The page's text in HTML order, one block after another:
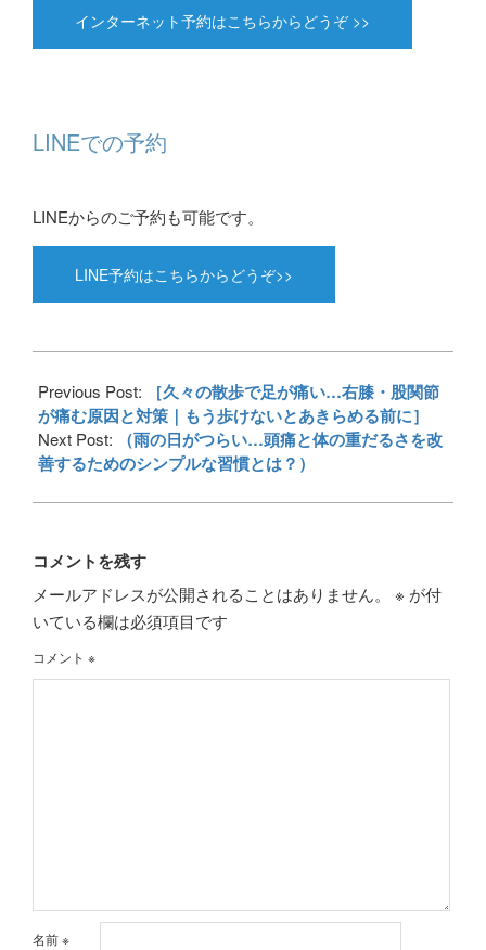
インターネット予約はこちらからどうぞ >>
LINEでの予約
LINEからのご予約も可能です。
LINE予約はこちらからどうぞ>>
06-
04
Previous Post:
［久々の散歩で足が痛い…右膝・股関節
が痛む原因と対策｜もう歩けないとあきらめる前に］
Next Post:
（雨の日がつらい…頭痛と体の重だるさを改
善するためのシンプルな習慣とは？）
コメントを残す
メールアドレスが公開されることはありません。 ※ が付
いている欄は必須項目です
コメント ※
名前※